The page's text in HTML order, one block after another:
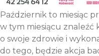
Październik to miesiąc
w tym miesiącu znaleźć
o swoje zdrowie i
do tego, będzie akcja